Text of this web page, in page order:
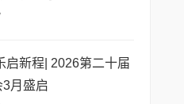
启新程| 2026第二十届
3月盛启